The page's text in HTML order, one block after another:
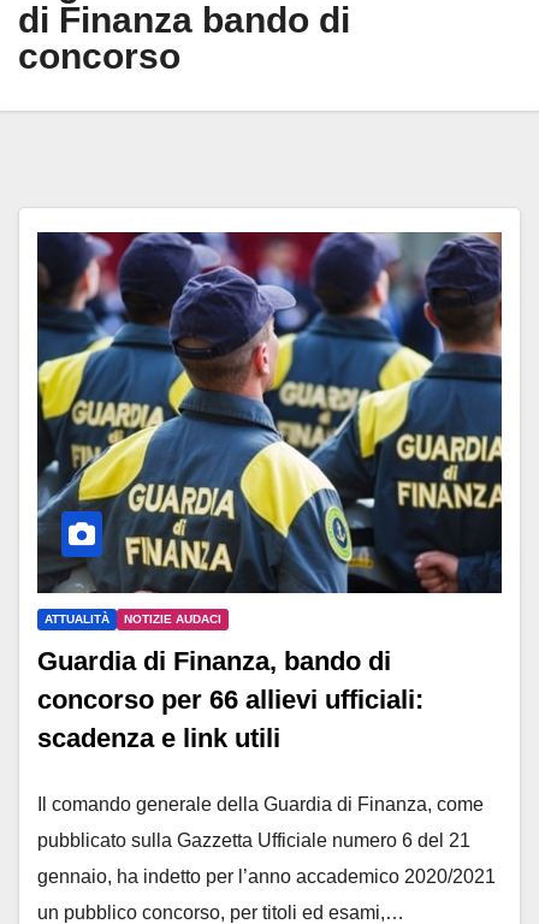
di Finanza bando di
concorso
ATTUALITÀ NOTIZIE AUDACI
Guardia di Finanza, bando di
concorso per 66 allievi ufficiali:
scadenza e link utili
Il comando generale della Guardia di Finanza, come
pubblicato sulla Gazzetta Ufficiale numero 6 del 21
gennaio, ha indetto per l’anno accademico 2020/2021
un pubblico concorso, per titoli ed esami,…